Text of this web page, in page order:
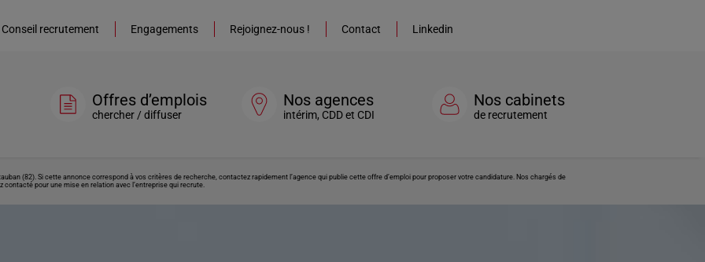
Conseil recrutement Engagements Rejoignez-nous ! Contact Linkedin
Offres d’emplois
chercher / diffuser
Nos agences
intérim, CDD et CDI
Nos cabinets
de recrutement
(82). Si cette annonce correspond à vos critères de recherche, contactez rapidement l’agence qui publie cette offre d’emploi pour proposer votre candidature. Nos chargés de
pour une mise en relation avec l’entreprise qui recrute.